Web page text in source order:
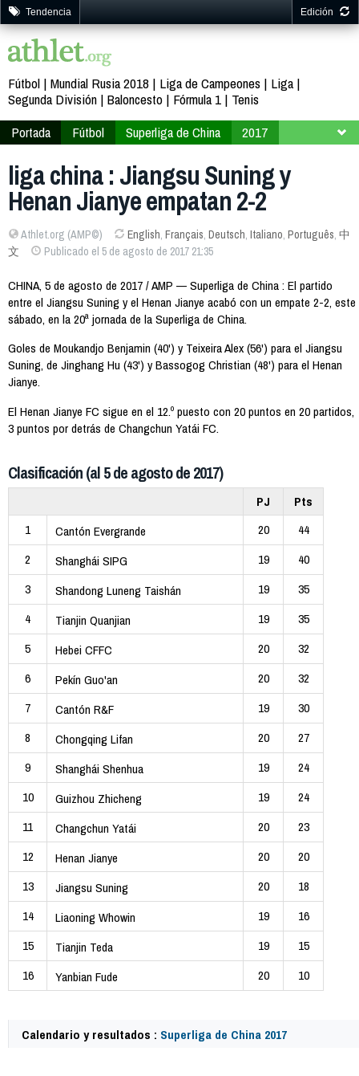
Tendencia Edición
Fútbol Mundial Rusia 2018 Liga de Campeones
Liga
Segunda División Baloncesto Fórmula 1
Tenis
Portada
Fútbol Superliga de China
2017
liga china : Jiangsu Suning y
Henan Jianye empatan 2-2
Athlet.org (AMP©) English, Français, Deutsch, Italiano, Português, 中
文
Publicado el 5 de agosto de 2017 21:35
CHINA, 5 de agosto de 2017 / AMP — Superliga de China : El partido
entre el Jiangsu Suning y el Henan Jianye acabó con un empate 2-2, este
sábado, en la 20ª jornada de la Superliga de China.
Goles de Moukandjo Benjamin (40') y Teixeira Alex (56') para el Jiangsu
Suning, de Jinghang Hu (43') y Bassogog Christian (48') para el Henan
Jianye.
El Henan Jianye FC sigue en el 12.º puesto con 20 puntos en 20 partidos,
3 puntos por detrás de Changchun Yatái FC.
Clasificación (al 5 de agosto de 2017)
PJ
Pts
1
Cantón Evergrande 20
44
2
Shanghái SIPG 19
40
3
Shandong Luneng Taishán 19
35
4
Tianjin Quanjian 19
35
5
Hebei CFFC 20
32
6
Pekín Guo'an 20
32
7
Cantón R&F 19
30
8
Chongqing Lifan 20
27
9
Shanghái Shenhua 19
24
10
Guizhou Zhicheng 19
24
11
Changchun Yatái 20
23
12
Henan Jianye 20
20
13
Jiangsu Suning 20
18
14
Liaoning Whowin 19
16
15
Tianjin Teda 19
15
16
Yanbian Fude 20 10
Calendario y resultados : Superliga de China 2017